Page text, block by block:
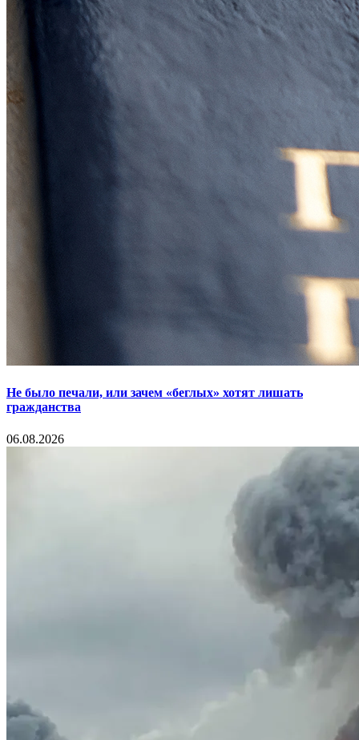
Не было печали, или зачем «беглых» хотят лишать
гражданства
06.08.2026